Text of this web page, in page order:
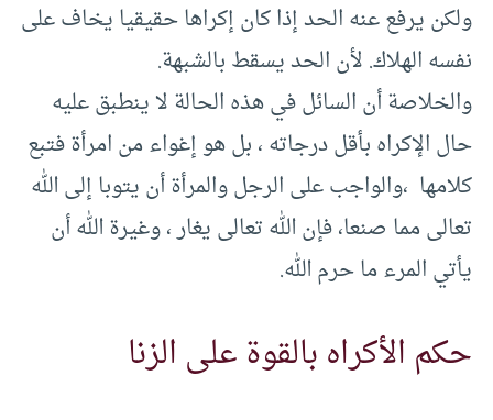
ولكن يرفع عنه الحد إذا كان إكراها حقيقيا يخاف على
نفسه الهلاك. لأن الحد يسقط بالشبهة.
والخلاصة أن السائل في هذه الحالة لا ينطبق عليه
حال الإكراه بأقل درجاته ، بل هو إغواء من امرأة فتبع
كلامها ،والواجب على الرجل والمرأة أن يتوبا إلى الله
تعالى مما صنعا، فإن الله تعالى يغار ، وغيرة الله أن
يأتي المرء ما حرم الله.
حكم الأكراه بالقوة على الزنا